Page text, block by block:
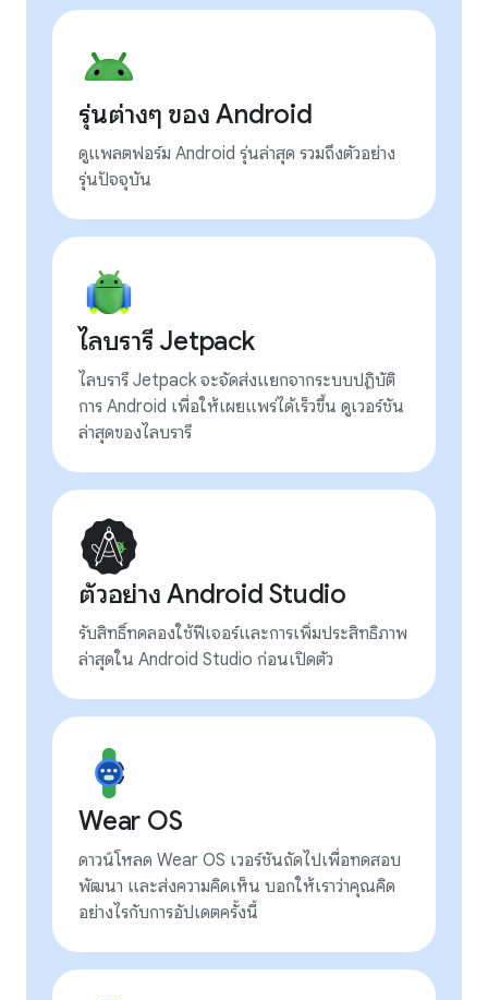
รุ่นต่างๆ ของ Android
ดูแพลตฟอร์ม Android รุ่นล่าสุด รวมถึงตัวอย่าง
รุ่นปัจจุบัน
ไลบรารี Jetpack
ไลบรารี Jetpack จะจัดส่งแยกจากระบบปฏิบัติ
การ Android เพื่อให้เผยแพร่ได้เร็วขึ้น ดูเวอร์ชัน
ล่าสุดของไลบรารี
ตัวอย่าง Android Studio
รับสิทธิ์ทดลองใช้ฟีเจอร์และการเพิ่มประสิทธิภาพ
ล่าสุดใน Android Studio ก่อนเปิดตัว
Wear OS
ดาวน์โหลด Wear OS เวอร์ชันถัดไปเพื่อทดสอบ
พัฒนา และส่งความคิดเห็น บอกให้เราว่าคุณคิด
อย่างไรกับการอัปเดตครั้งนี้